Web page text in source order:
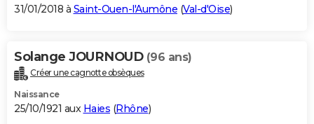
31/01/2018 à Saint-Ouen-l'Aumône (Val-d'Oise)
Solange JOURNOUD (96 ans)
Créer une cagnotte obsèques
Naissance
25/10/1921 aux Haies (Rhône)